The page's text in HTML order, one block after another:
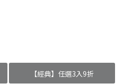
【經典】任選3入9折